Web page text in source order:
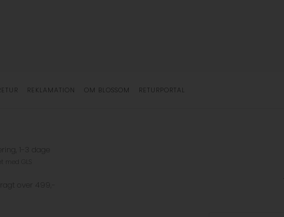
REKLAMATION OM BLOSSOM RETURPORTAL
1-3 dage
med GLS
over 499,-